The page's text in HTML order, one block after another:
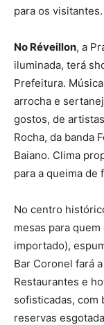
para os visitantes.
No Réveillon, a
iluminada, terá
Prefeitura.
arrocha e
gostos, de
Rocha, da banda
Baiano. Clima
para a queima de
No centro
mesas para
importado),
Bar Coronel fará
Restaurantes e
sofisticadas, com
reservas